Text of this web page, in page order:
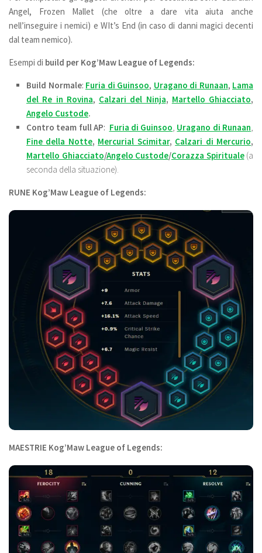
Angel, Frozen Mallet (che oltre a dare vita aiuta anche
nell’inseguire i nemici) e WIt’s End (in caso di danni magici decenti
dal team nemico).
Esempi di build per Kog’Maw League of Legends:
Build Normale: Furia di Guinsoo, Uragano di Runaan, Lama
del Re in Rovina, Calzari del Ninja, Martello Ghiacciato,
Angelo Custode.
Contro team full AP: Furia di Guinsoo Uragano di Runaan
Fine della Notte, Mercurial Scimitar, Calzari di Mercurio,
Martello Ghiacciato/Angelo Custode/Corazza Spirituale(a
seconda della situazione).
RUNE Kog’Maw League of Legends:
MAESTRIE Kog’Maw League of Legends: